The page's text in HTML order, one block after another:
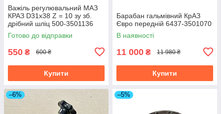
Важіль регулювальний МАЗ
КРАЗ D31х38 Z = 10 зу зб.
дрібний шліц 500-3501136
Готово до відправки
550 ₴ 600 ₴
Купити
Барабан гальмівний КрАЗ
Євро передній 6437-3501070
В наявності
11 000 ₴ 11 980 ₴
Купити
–6% –5%